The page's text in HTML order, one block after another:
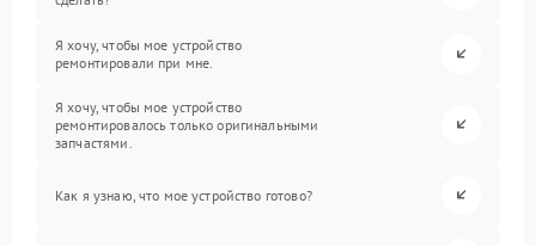
Я хочу, чтобы мое устройство
ремонтировали при мне.
Я хочу, чтобы мое устройство
ремонтировалось только оригинальными
запчастями.
Как я узнаю, что мое устройство готово?